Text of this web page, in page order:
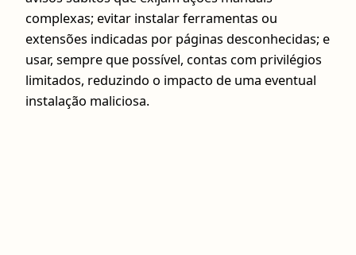
complexas; evitar instalar ferramentas ou
extensões indicadas por páginas desconhecidas; e
usar, sempre que possível, contas com privilégios
limitados, reduzindo o impacto de uma eventual
instalação maliciosa.